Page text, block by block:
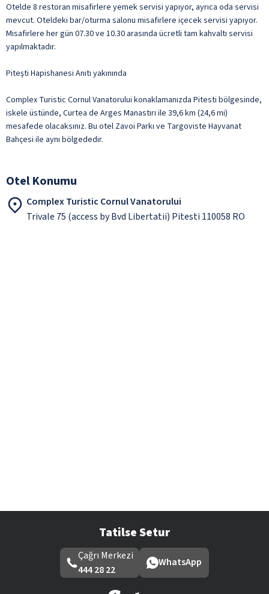
Otelde 8 restoran misafirlere yemek servisi yapıyor, ayrıca oda servisi
mevcut. Oteldeki bar/oturma salonu misafirlere içecek servisi yapıyor.
Misafirlere her gün 07.30 ve 10.30 arasında ücretli tam kahvaltı servisi
yapılmaktadır.
Piteşti Hapishanesi Anıtı yakınında
Complex Turistic Cornul Vanatorului konaklamanızda Pitesti bölgesinde,
iskele üstünde, Curtea de Arges Manastırı ile 39,6 km (24,6 mi)
mesafede olacaksınız. Bu otel Zavoi Parkı ve Targoviste Hayvanat
Bahçesi ile aynı bölgededir.
Otel Konumu
Complex Turistic Cornul Vanatorului
Trivale 75 (access by Bvd Libertatii) Pitesti 110058 RO
Tatilse Setur
Çağrı Merkezi
444 28 22
WhatsApp